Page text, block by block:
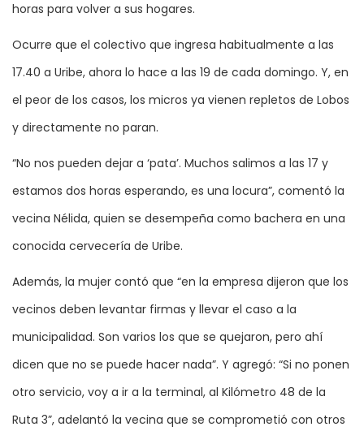
horas para volver a sus hogares.
Ocurre que el colectivo que ingresa habitualmente a las
17.40 a Uribe, ahora lo hace a las 19 de cada domingo. Y, en
el peor de los casos, los micros ya vienen repletos de Lobos
y directamente no paran.
“No nos pueden dejar a ‘pata’. Muchos salimos a las 17 y
estamos dos horas esperando, es una locura”, comentó la
vecina Nélida, quien se desempeña como bachera en una
conocida cervecería de Uribe.
Además, la mujer contó que “en la empresa dijeron que los
vecinos deben levantar firmas y llevar el caso a la
municipalidad. Son varios los que se quejaron, pero ahí
dicen que no se puede hacer nada”. Y agregó: “Si no ponen
otro servicio, voy a ir a la terminal, al Kilómetro 48 de la
Ruta 3”, adelantó la vecina que se comprometió con otros